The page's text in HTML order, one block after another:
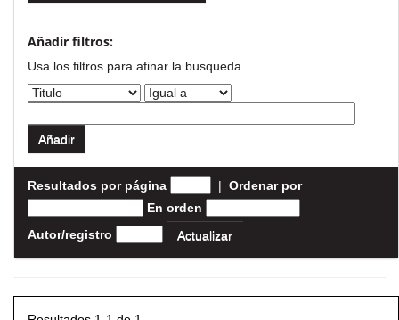
Añadir filtros:
Usa los filtros para afinar la busqueda.
Resultados por página | Ordenar por
En orden
Autor/registro